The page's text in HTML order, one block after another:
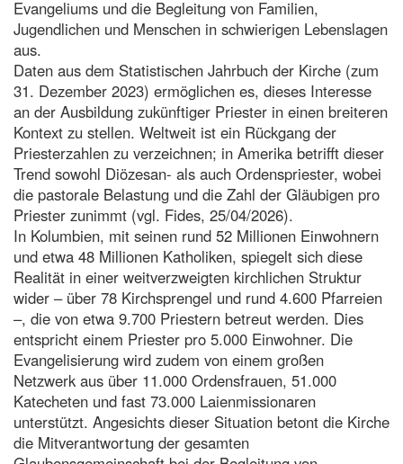
Evangeliums und die Begleitung von Familien,
Jugendlichen und Menschen in schwierigen Lebenslagen
aus.
Daten aus dem Statistischen Jahrbuch der Kirche (zum
31. Dezember 2023) ermöglichen es, dieses Interesse
an der Ausbildung zukünftiger Priester in einen breiteren
Kontext zu stellen. Weltweit ist ein Rückgang der
Priesterzahlen zu verzeichnen; in Amerika betrifft dieser
Trend sowohl Diözesan- als auch Ordenspriester, wobei
die pastorale Belastung und die Zahl der Gläubigen pro
Priester zunimmt (vgl. Fides, 25/04/2026).
In Kolumbien, mit seinen rund 52 Millionen Einwohnern
und etwa 48 Millionen Katholiken, spiegelt sich diese
Realität in einer weitverzweigten kirchlichen Struktur
wider – über 78 Kirchsprengel und rund 4.600 Pfarreien
–, die von etwa 9.700 Priestern betreut werden. Dies
entspricht einem Priester pro 5.000 Einwohner. Die
Evangelisierung wird zudem von einem großen
Netzwerk aus über 11.000 Ordensfrauen, 51.000
Katecheten und fast 73.000 Laienmissionaren
unterstützt. Angesichts dieser Situation betont die Kirche
die Mitverantwortung der gesamten